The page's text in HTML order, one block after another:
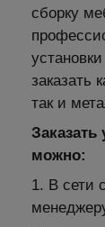
сборку
заказать
так и
Заказать
можно:
1. В сети